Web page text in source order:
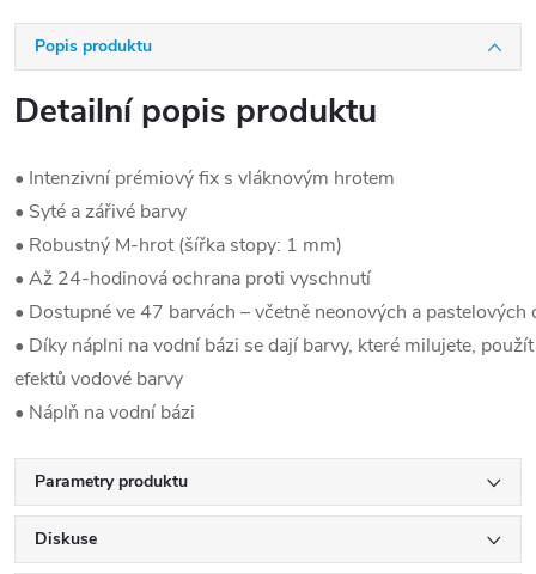
Popis produktu
Detailní popis produktu
• Intenzivní prémiový fix s vláknovým hrotem
• Syté a zářivé barvy
• Robustný M-hrot (šířka stopy: 1 mm)
• Až 24-hodinová ochrana proti vyschnutí
• Dostupné ve 47 barvách – včetně neonových a pastelových
• Díky náplni na vodní bázi se dají barvy, které milujete,
efektů vodové barvy
• Náplň na vodní bázi
Parametry produktu
Diskuse